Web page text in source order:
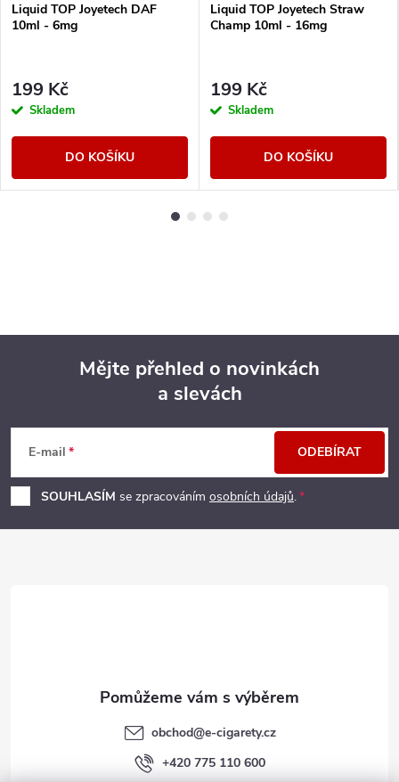
Liquid TOP Joyetech DAF
10ml - 6mg
199 Kč
Skladem
DO KOŠÍKU
Liquid TOP Joyetech Straw
Champ 10ml - 16mg
199 Kč
Skladem
DO KOŠÍKU
p
a
Mějte přehled o novinkách
a slevách
E-mail
SOUHLASÍM se zpracováním osobních údajů.
ODEBÍRAT
obchod@e-cigarety.cz
+420 775 110 600